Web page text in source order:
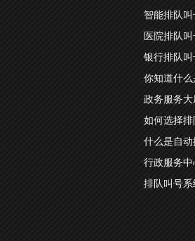
智能排队
医院排队
银行排队
你知道什
政务服务
如何选择
什么是自
行政服务
排队叫号